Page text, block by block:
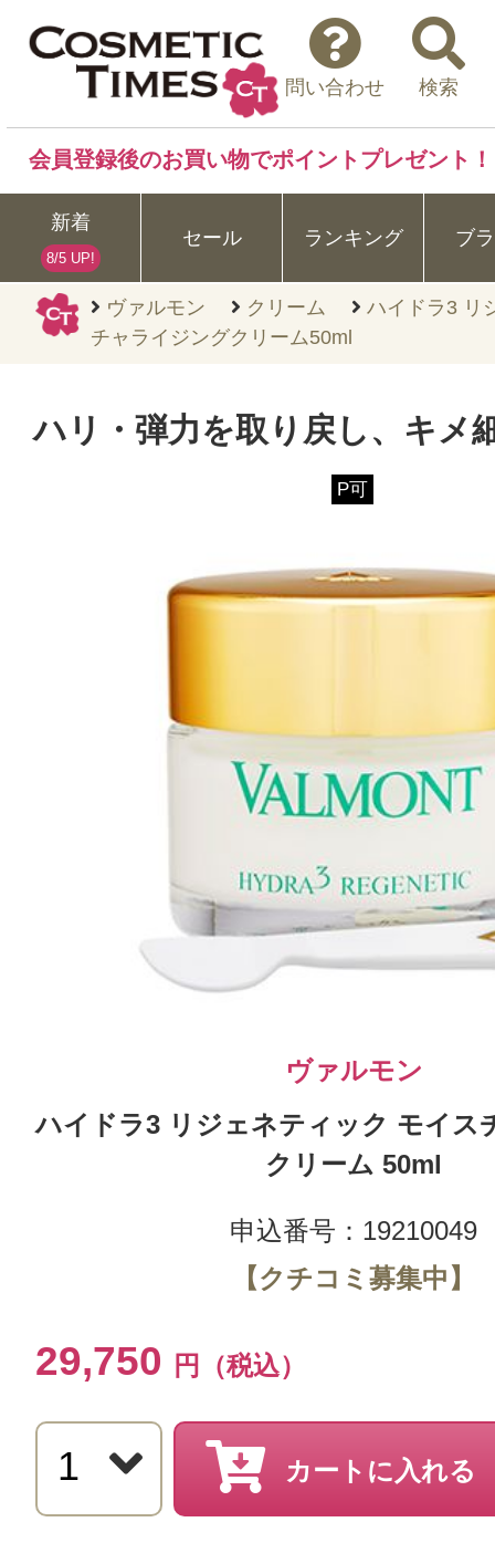
ヴァルモン クリーム
ハイドラ3 リ
チャライジングクリーム50ml
問い合わせ 検索
会員登録後のお買い物でポイントプレゼント！
新着
8/5 UP!
セール ランキング ブ
ハリ・弾力を取り戻し、キメ
P可
ヴァルモン
ハイドラ3 リジェネティック モイス
クリーム 50ml
申込番号：19210049
【クチコミ募集中】
29,750 円（税込）
カートに入れる